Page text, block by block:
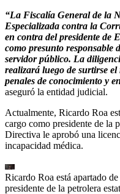
“La Fiscalía General de la
Especializada contra la
en contra del presidente de
como presunto responsable
servidor público. La
realizará luego de surtirse
penales de conocimiento y
aseguró la entidad judicial.
Actualmente, Ricardo Roa
cargo como presidente de la
Directiva le aprobó una
incapacidad médica.
Ricardo Roa está apartado
presidente de la petrolera